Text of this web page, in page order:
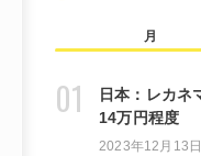
月
日本：レカネ
14万円程度
2023年12月13日